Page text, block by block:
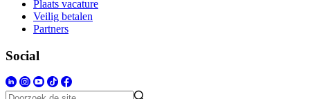
Plaats vacature
Veilig betalen
Partners
Social